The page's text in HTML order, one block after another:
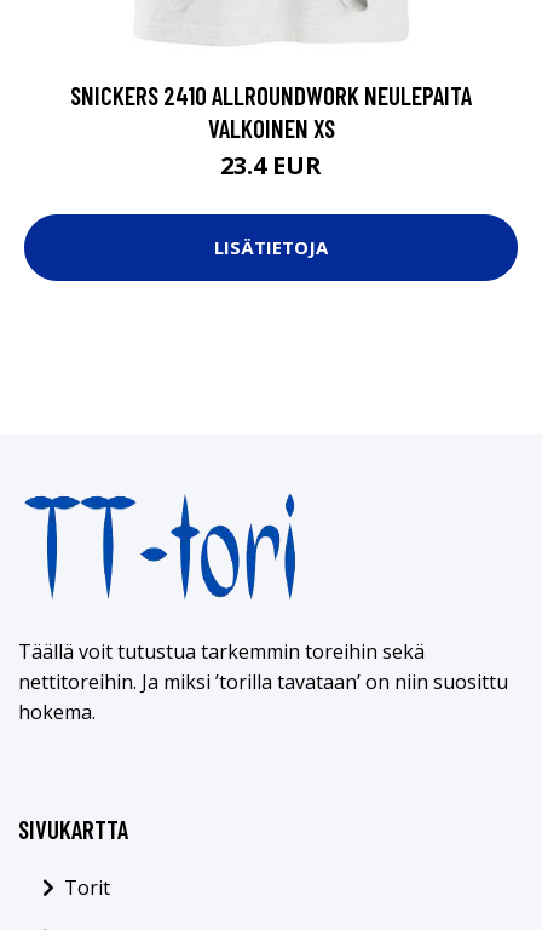
SNICKERS 2410 ALLROUNDWORK NEULEPAITA
VALKOINEN XS
23.4 EUR
LISÄTIETOJA
Täällä voit tutustua tarkemmin toreihin sekä
nettitoreihin. Ja miksi ’torilla tavataan’ on niin suosittu
hokema.
SIVUKARTTA
Torit